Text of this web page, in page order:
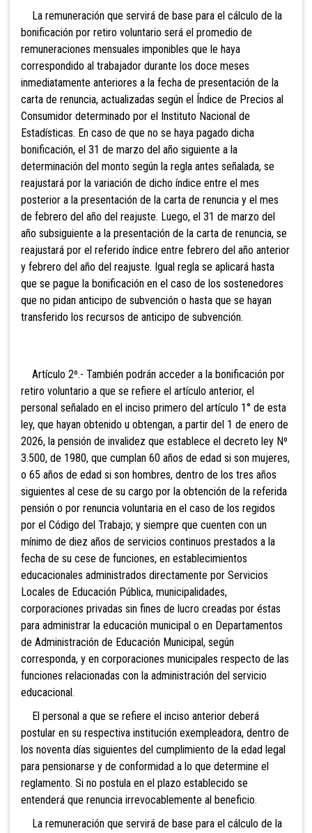
La remuneración que servirá de base para el cálculo de la
bonificación por retiro voluntario será el promedio de
remuneraciones mensuales imponibles que le haya
correspondido al trabajador durante los doce meses
inmediatamente anteriores a la fecha de presentación de la
carta de renuncia, actualizadas según el Índice de Precios al
Consumidor determinado por el Instituto Nacional de
Estadísticas. En caso de que no se haya pagado dicha
bonificación, el 31 de marzo del año siguiente a la
determinación del monto según la regla antes señalada, se
reajustará por la variación de dicho índice entre el mes
posterior a la presentación de la carta de renuncia y el mes
de febrero del año del reajuste. Luego, el 31 de marzo del
año subsiguiente a la presentación de la carta de renuncia, se
reajustará por el referido índice entre febrero del año anterior
y febrero del año del reajuste. Igual regla se aplicará hasta
que se pague la bonificación en el caso de los sostenedores
que no pidan anticipo de subvención o hasta que se hayan
transferido los recursos de anticipo de subvención.
Artículo 2º.- También podrán acceder a la bonificación por
retiro voluntario a que se refiere el artículo anterior, el
personal señalado en el inciso primero del artículo 1° de esta
ley, que hayan obtenido u obtengan, a partir del 1 de enero de
2026, la pensión de invalidez que establece el decreto ley Nº
3.500, de 1980, que cumplan 60 años de edad si son mujeres,
o 65 años de edad si son hombres, dentro de los tres años
siguientes al cese de su cargo por la obtención de la referida
pensión o por renuncia voluntaria en el caso de los regidos
por el Código del Trabajo; y siempre que cuenten con un
mínimo de diez años de servicios continuos prestados a la
fecha de su cese de funciones, en establecimientos
educacionales administrados directamente por Servicios
Locales de Educación Pública, municipalidades,
corporaciones privadas sin fines de lucro creadas por éstas
para administrar la educación municipal o en Departamentos
de Administración de Educación Municipal, según
corresponda, y en corporaciones municipales respecto de las
funciones relacionadas con la administración del servicio
educacional.
El personal a que se refiere el inciso anterior deberá
postular en su respectiva institución exempleadora, dentro de
los noventa días siguientes del cumplimiento de la edad legal
para pensionarse y de conformidad a lo que determine el
reglamento. Si no postula en el plazo establecido se
entenderá que renuncia irrevocablemente al beneficio.
La remuneración que servirá de base para el cálculo de la